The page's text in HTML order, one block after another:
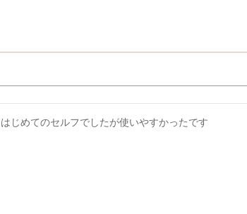
はじめてのセルフでしたが使いやすかったです